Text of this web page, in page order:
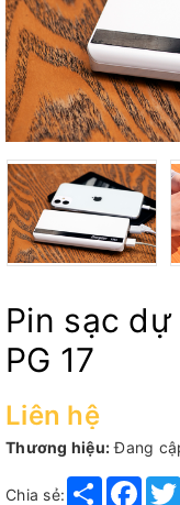
Pin sạc
PG 17
Liên hệ
Thương hiệu: Đang
Chia sẻ: Share